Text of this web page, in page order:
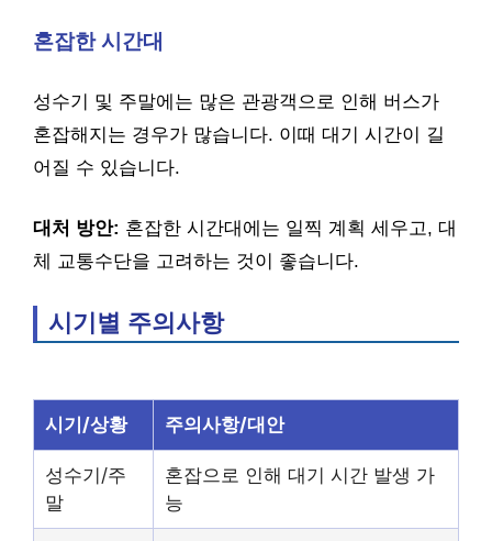
혼잡한 시간대
성수기 및 주말에는 많은 관광객으로 인해 버스가
혼잡해지는 경우가 많습니다. 이때 대기 시간이 길
어질 수 있습니다.
대처 방안: 혼잡한 시간대에는 일찍 계획 세우고, 대
체 교통수단을 고려하는 것이 좋습니다.
시기별 주의사항
시기/상황 주의사항/대안
성수기/주
말
혼잡으로 인해 대기 시간 발생 가
능